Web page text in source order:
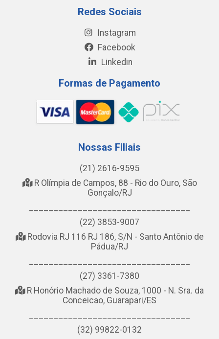
Redes Sociais
Instagram
Facebook
Linkedin
Formas de Pagamento
Nossas Filiais
(21) 2616-9595
R Olímpia de Campos, 88 - Rio do Ouro, São
Gonçalo/RJ
(22) 3853-9007
Rodovia RJ 116 RJ 186, S/N - Santo Antônio de
Pádua/RJ
(27) 3361-7380
R Honório Machado de Souza, 1000 - N. Sra. da
Conceicao, Guarapari/ES
(32) 99822-0132